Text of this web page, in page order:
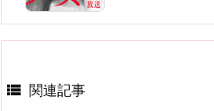
 関連記事